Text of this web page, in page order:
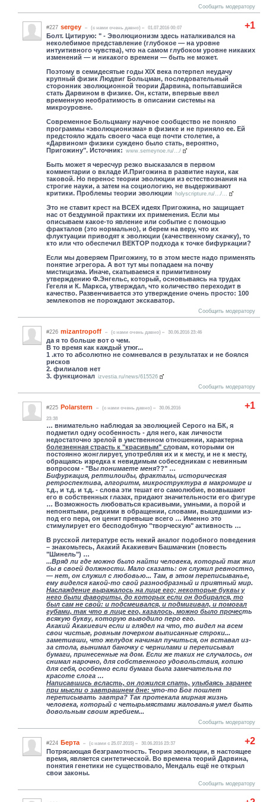
Сообщить модератору
+1
#227 sergey (c нами очень давно) 01.07.2016 00:07
Болт. Цитирую: " - Эволюционизм здесь наталкивался на
неколебимое представление (глубокое — на уровне
интуитивного чувства), что на самом глубоком уровне никаких
изменений — и никакого времени — быть не может.
Поэтому в семидесятые годы XIX века потерпел неудачу
крупный физик Людвиг Больцман, последовательный
сторонник эволюционной теории Дарвина, попытавшийся
стать Дарвином в физике. Он, кстати, впервые ввел
временную необратимость в описании системы на
микроуровне.
Современное Больцману научное сообщество не поняло
программы «эволюционизма» в физике и не приняло ее. Ей
предстояло ждать своего часа еще почти столетие, а
«Дарвином» физики суждено было стать, вероятно,
Пригожину". Источник: www.semeynoe.ru/.../
Быть может я чересчур резко высказался в первом
комментарии о вкладе И.Пригожина в развитие науки, как
таковой. Но перенос теории эволюции из естествознания на
строгие науки, а затем на социологию, не выдерживают
критики. Проблемы теории эволюции
holyscripture.ru/.../...
Это не ставит крест на ВСЕХ идеях Пригожина, но защищает
нас от бездумной практики их применения. Если мы
описываем какое-то явление или событие с помощью
фракталов (это нормально), и берем на веру, что их
флуктуации приводят к эволюции (качественному скачку), то
кто или что обеспечил ВЕКТОР подхода к точке бифуркации?
Если мы доверяем Пригожину, то в этом месте надо применять
понятие эгрегора. А вот тут мы попадаем на почву
мистицизма. Иначе, скатываемся к примитивному
утверждению Ф.Энгельс, который, основываясь на трудах
Гегеля и К. Маркса, утверждал, что количество переходит в
качество. Развенчивается это утверждение очень просто: 100
землекопов не порождают экскаватор.
Сообщить модератору
#226 mizantropoff (c нами очень давно) 30.06.2016 23:46
да я то больше вот о чем.
В то время как каждый утюг...
1 .кто то абсолютно не сомневался в результатах и не боялся
рисков
2. филиалов нет
3. функционал izvestia.ru/news/615526
Сообщить модератору
+1
#225 Polarstern (c нами очень давно)
30.06.2016
23:38
… внимательно наблюдая за эволюцией Серого на БК, я
подметил одну особенность - для него, как личности
недостаточно зрелой в умственном отношении, характерна
болезненная страсть к "красивым" словам, которыми он
постоянно жонглирует, употребляя их и к месту, и не к месту,
обращаясь изредка к невидимым собеседникам с невинным
вопросом - "Вы понимаете меня??" …
Бифуркация, рептилоиды, фракталы, историческая
ретроспектива, алгоритм, микроструктура в макромире и
т.д., и т.д. и т.д. - слова эти тешат его самолюбие, возвышают
его в собственных глазах, придают значительности его фигуре
… Возможность любоваться красивыми, умными, а порой и
непонятыми, редкими в обращении, словами, вышедшими из-
под его пера, он ценит превыше всего … Именно это
стимулирует его бесподобную "творческую" активность …
В русской литературе есть некий аналог подобного поведения
– знакомьтесь, Акакий Акакиевич Башмачкин (повесть
"Шинель") …
...Вряд ли где можно было найти человека, который так жил
бы в своей должности. Мало сказать: он служил ревностно,
— нет, он служил с любовью... Там, в этом переписыванье,
ему виделся какой-то свой разнообразный и приятный мир.
Наслаждение выражалось на лице его; некоторые буквы у
него были фавориты, до которых если он добирался, то
был сам не свой: и подсмеивался, и подмигивал, и помогал
губами, так что в лице его, казалось, можно было прочесть
всякую букву, которую выводило перо его.
Акакий Акакиевич если и глядел на что, то видел на всем
свои чистые, ровным почерком выписанные строки...
заметивши, что желудок начинал пучиться, он вставал из-
за стола, вынимал баночку с чернилами и переписывал
бумаги, принесенные на дом. Если же таких не случалось, он
снимал нарочно, для собственного удовольствия, копию
для себя, особенно если бумага была замечательна по
красоте слога …
Написавшись всласть, он ложился спать, улыбаясь заранее
при мысли о завтрашнем дне: что-то Бог пошлет
переписывать завтра? Так протекала мирная жизнь
человека, который с четырьмястами жалованья умел быть
довольным своим жребием...
Сообщить модератору
+2
#224 Берта (c нами с 25.07.2015) 30.06.2016 23:37
Потрясающая безграмотность. Теория эволюции, в настоящее
время, является синтетической. Во времена теорий Дарвина,
понятия генетики не существовало, Мендаль ещё не открыл
свои законы.
Сообщить модератору